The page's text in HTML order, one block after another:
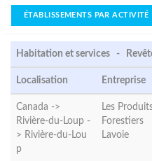
ÉTABLISSEMENTS PAR ACTIVITÉ
Habitation et services -
Localisation Entreprise
Canada ->
Rivière-du-Loup -
> Rivière-du-Lou
p
Les
Forestiers
Lavoie